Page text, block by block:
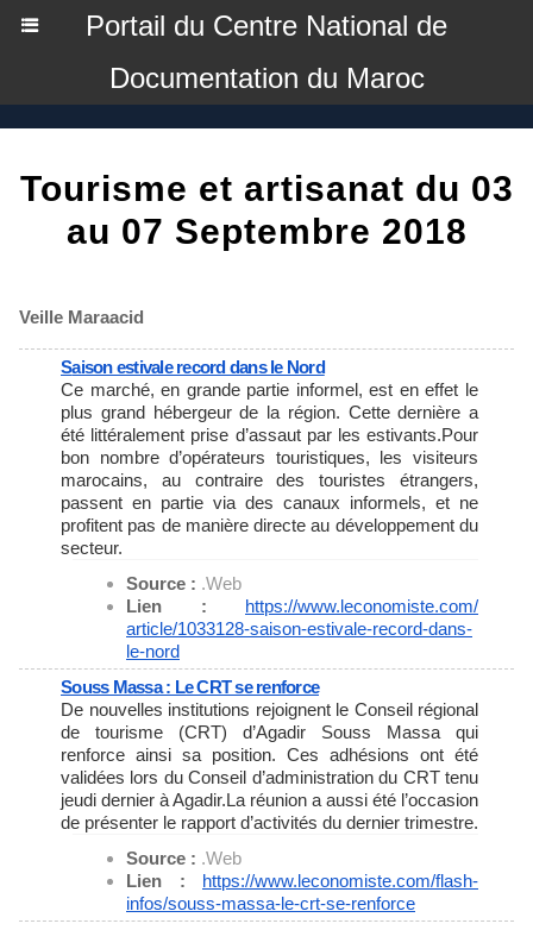
Portail du Centre National de
Documentation du Maroc
Tourisme et artisanat du 03
au 07 Septembre 2018
Veille Maraacid
Saison estivale record dans le Nord
Ce marché, en grande partie informel, est en effet le
plus grand hébergeur de la région. Cette dernière a
été littéralement prise d’assaut par les estivants.Pour
bon nombre d’opérateurs touristiques, les visiteurs
marocains, au contraire des touristes étrangers,
passent en partie via des canaux informels, et ne
profitent pas de manière directe au développement du
secteur.
Source : .Web
Lien : https://www.leconomiste.com/
article/1033128-saison-estivale-record-dans-
le-nord
Souss Massa : Le CRT se renforce
De nouvelles institutions rejoignent le Conseil régional
de tourisme (CRT) d’Agadir Souss Massa qui
renforce ainsi sa position. Ces adhésions ont été
validées lors du Conseil d’administration du CRT tenu
jeudi dernier à Agadir.La réunion a aussi été l’occasion
de présenter le rapport d’activités du dernier trimestre.
Source : .Web
Lien : https://www.leconomiste.com/flash-
infos/souss-massa-le-crt-se-renforce